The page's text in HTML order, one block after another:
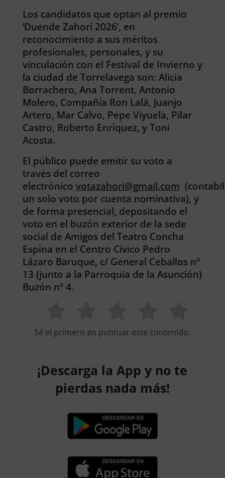
Los candidatos que optan al premio
‘Duende Zahorí 2026’, en
reconocimiento a sus méritos
profesionales, personales, y su
vinculación con el Festival de Invierno y
la ciudad de Torrelavega son: Alicia
Borrachero, Ana Torrent, Antonio
Molero, Compañía Ron Lalá, Juanjo
Artero, Mar Calvo, Pepe Viyuela, Pilar
Castro, Roberto Enríquez, y Toni
Acosta.
El público puede emitir su voto a
través del correo
electrónico votazahori@gmail.com
un solo voto por cuenta nominativa), y
de forma presencial, depositando el
voto en el buzón exterior de la sede
social de Amigos del Teatro Concha
Espina en el Centro Cívico Pedro
Lázaro Baruque, c/ General Ceballos nº
13 (junto a la Parroquia de la Asunción)
Buzón nº 4.
Sé el primero en puntuar este contenido.
¡Descarga la App y no te
pierdas nada más!